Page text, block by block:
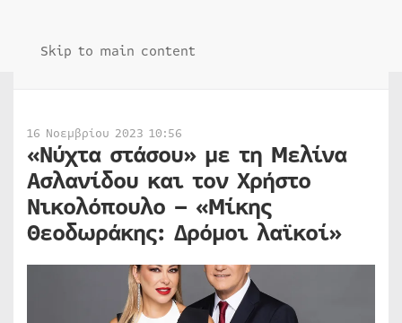
Skip to main content
16 Νοεμβρίου 2023 10:56
«Νύχτα στάσου» με τη Μελίνα
Ασλανίδου και τον Χρήστο
Νικολόπουλο – «Μίκης
Θεοδωράκης: Δρόμοι λαϊκοί»